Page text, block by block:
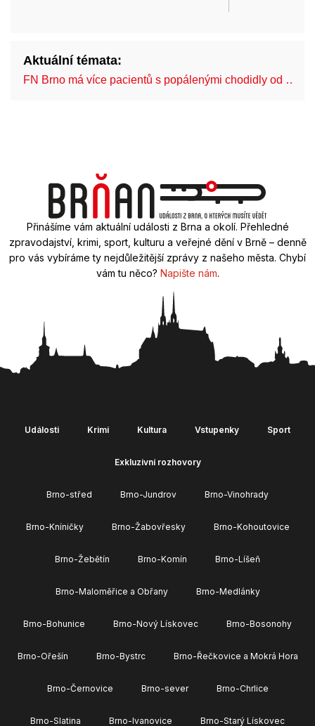
Aktuální témata:
FN Brno má více pacientů s popálenými chodidly od …
Přinášíme vám aktuální události z Brna a okolí. Přehledné
zpravodajství, krimi, sport, kulturu a veřejné dění v Brně – denně
pro vás vybíráme ty nejdůležitější zprávy z našeho města. Chybí
vám tu něco? Napište nám.
Události Krimi Kultura Vstupenky Sport
Exkluzivní rozhovory
Brno-střed Brno-Jundrov Brno-Vinohrady
Brno-Kníničky Brno-Žabovřesky Brno-Kohoutovice
Brno-Žebětín Brno-Komín Brno-Líšeň
Brno-Maloměřice a Obřany Brno-Medlánky
Brno-Bohunice Brno-Nový Lískovec Brno-Bosonohy
Brno-Ořešín Brno-Bystrc Brno-Řečkovice a Mokrá Hora
Brno-Černovice Brno-sever Brno-Chrlice
Brno-Slatina Brno-Ivanovice Brno-Starý Lískovec